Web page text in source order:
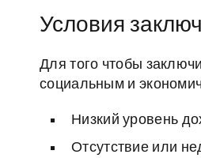
Условия
Для того чтобы
социальным и
Низкий уровень
Отсутствие или